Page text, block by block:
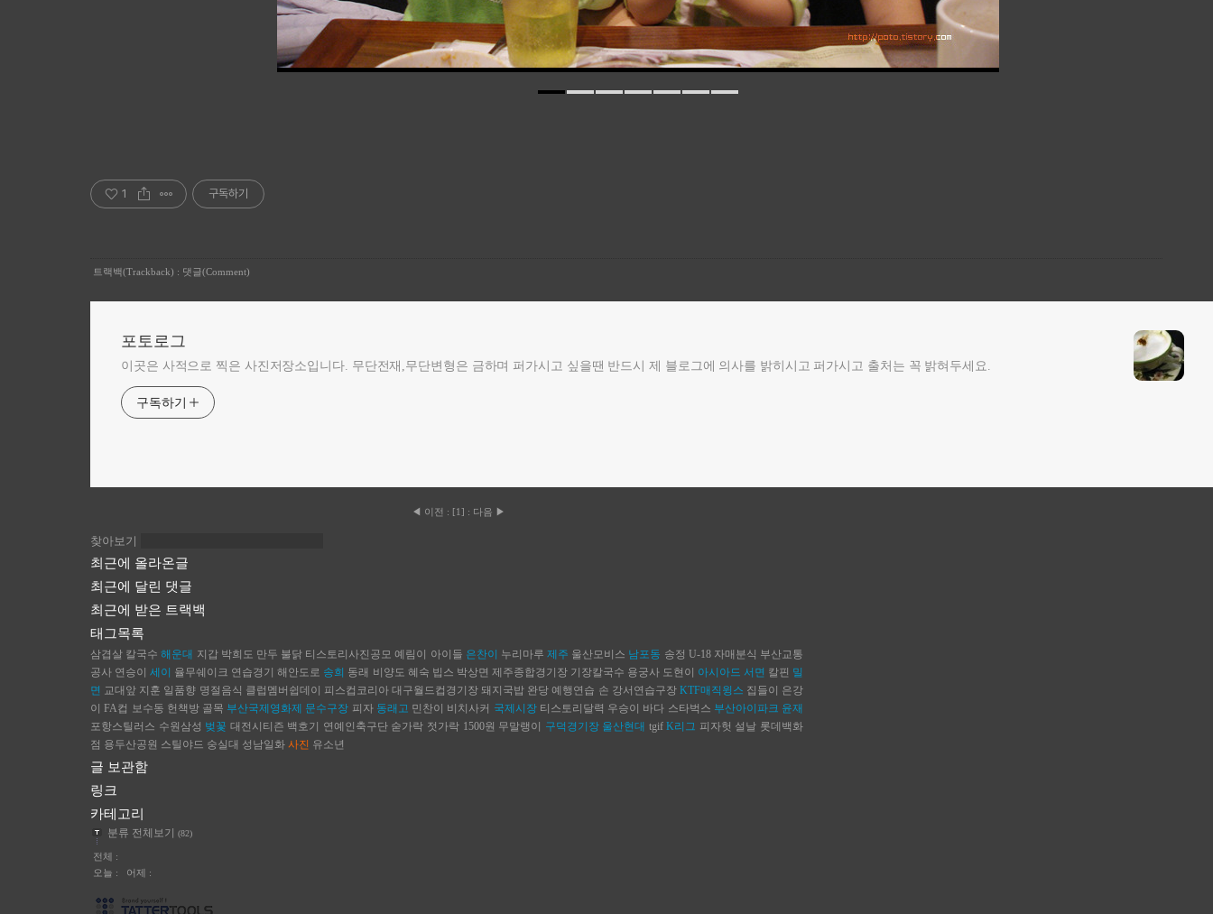
1 구독하기
트랙백(Trackback) : 댓글(Comment)
포토로그
이곳은 사적으로 찍은 사진저장소입니다. 무단전재,무단변형은 금하며 퍼가시고 싶을땐 반드시 제 블로그에 의사를 밝히시고 퍼가시고 출처는 꼭 밝혀두세요.
구독하기
◀ 이전 : [1] : 다음 ▶
찾아보기
최근에 올라온글
최근에 달린 댓글
최근에 받은 트랙백
태그목록
삼겹살 칼국수 해운대 지갑 박희도 만두 불닭 티스토리사진공모 예림이 아이들 은찬이 누리마루 제주 울산모비스 남포동 송정 U-18 자매분식 부산교통
공사 연승이 세이 율무쉐이크 연습경기 해안도로 송희 동래 비양도 혜숙 빕스 박상면 제주종합경기장 기장칼국수 용궁사 도현이 아시아드 서면 칼핀 밀
면 교대앞 지훈 일품향 명절음식 클럽멤버쉽데이 피스컵코리아 대구월드컵경기장 돼지국밥 완당 예행연습 손 강서연습구장 KTF매직윙스 집들이
은강
이 FA컵 보수동 헌책방 골목 부산국제영화제 문수구장 피자 동래고 민찬이 비치사커 국제시장 티스토리달력 우승이 바다 스타벅스 부산아이파크 윤재
포항스틸러스 수원삼성 벚꽃 대전시티즌 백호기 연예인축구단 숟가락 젓가락 1500원 무말랭이 구덕경기장 울산현대 tgif K리그 피자헛 설날 롯데백화
점 용두산공원 스틸야드 숭실대 성남일화 사진 유소년
글 보관함
링크
카테고리
분류 전체보기 (82)
전체 :
오늘 : 어제 :